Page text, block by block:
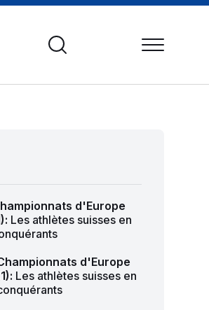
d'Europe
: Les athlètes suisses en
d'Europe
: Les athlètes suisses en